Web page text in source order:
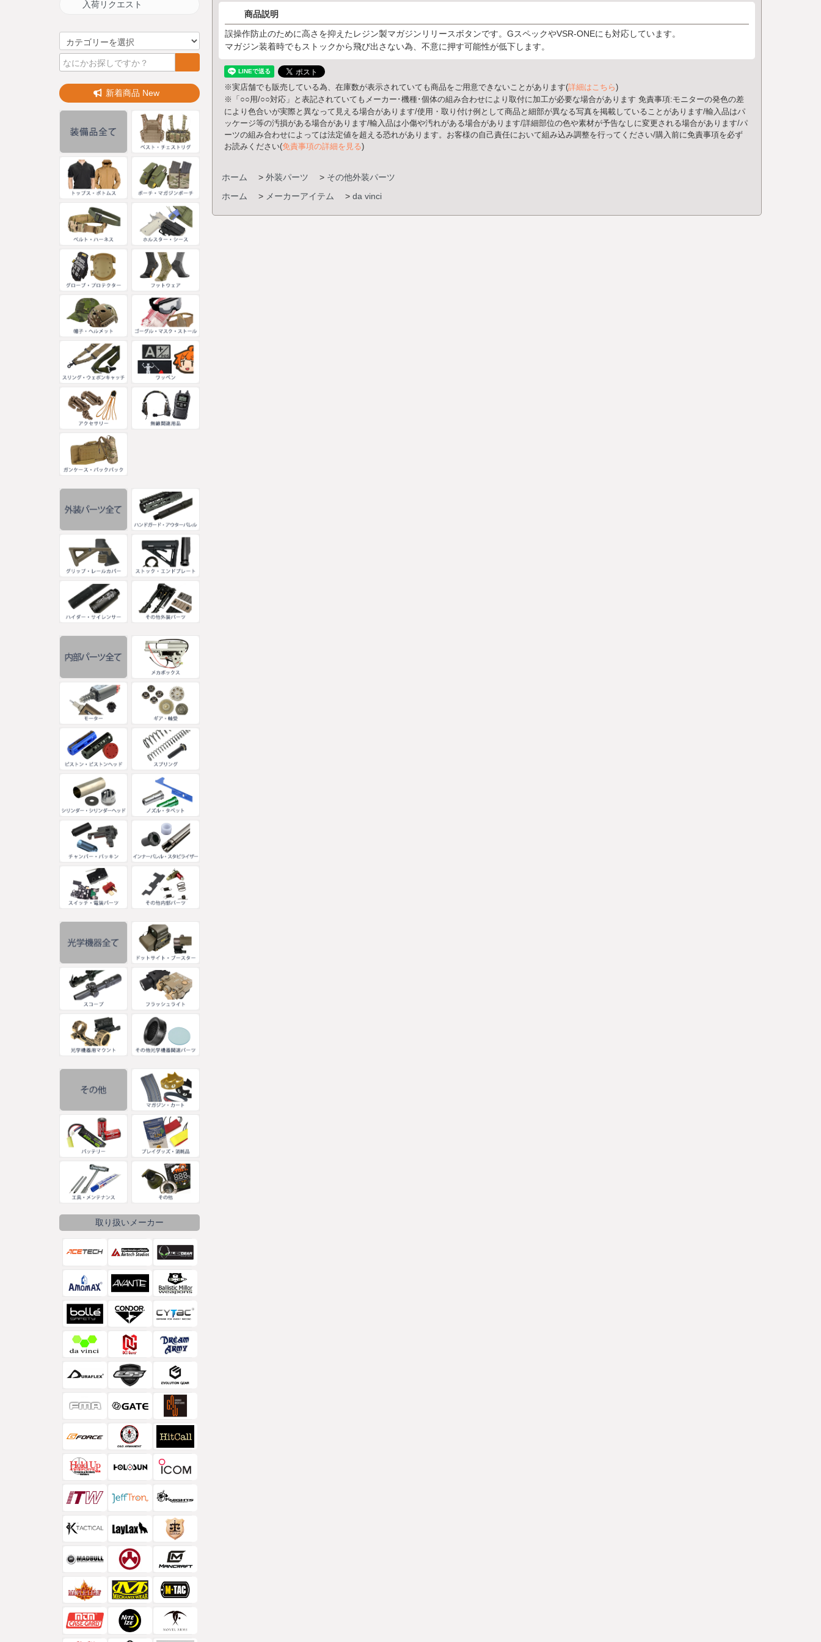
商品説明
誤操作防止のために高さを抑えたレジン製マガジンリリースボタンです。GスペックやVSR-ONEにも対応しています。
マガジン装着時でもストックから飛び出さない為、不意に押す可能性が低下します。
※実店舗でも販売している為、在庫数が表示されていても商品をご用意できないことがあります(詳細はこちら)
※「○○用/○○対応」と表記されていてもメーカー･機種･個体の組み合わせにより取付に加工が必要な場合があります 免責事項:モニターの発色の差
により色合いが実際と異なって見える場合があります/使用・取り付け例として商品と細部が異なる写真を掲載していることがあります/輸入品はパ
ッケージ等の汚損がある場合があります/輸入品は小傷や汚れがある場合があります/詳細部位の色や素材が予告なしに変更される場合があります/パ
ーツの組み合わせによっては法定値を超える恐れがあります。お客様の自己責任において組み込み調整を行ってください/購入前に免責事項を必ず
お読みください(免責事項の詳細を見る)
ホーム > 外装パーツ > その他外装パーツ
ホーム
> メーカーアイテム > da vinci
入荷リクエスト
新着商品 New
取り扱いメーカー